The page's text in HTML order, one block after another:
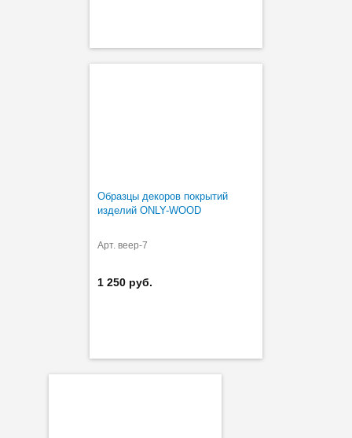
Образцы декоров покрытий
изделий ONLY-WOOD
Арт. веер-7
1 250 руб.